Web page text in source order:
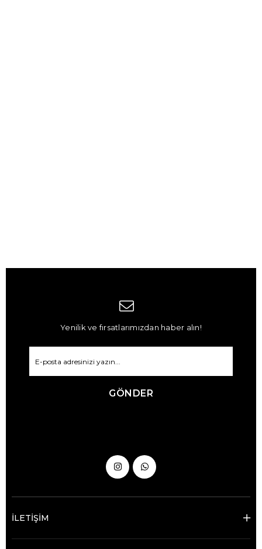
Yenilik ve fırsatlarımızdan haber alın!
GÖNDER
İLETİŞİM